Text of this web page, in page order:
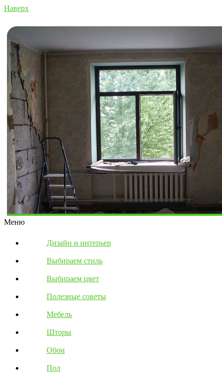
Наверх
Меню
Дизайн и интерьер
Выбираем стиль
Выбираем цвет
Полезные советы
Мебель
Шторы
Обои
Пол